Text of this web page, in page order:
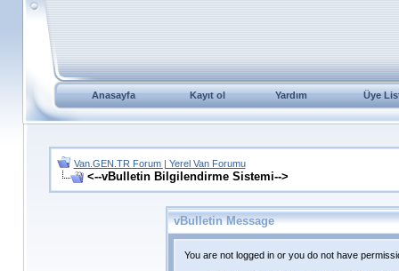
Anasayfa Kayıt ol Yardım Üye
Van.GEN.TR Forum | Yerel Van Forumu
<--vBulletin Bilgilendirme Sistemi-->
vBulletin Message
You are not logged in or you do not have